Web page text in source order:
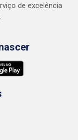
de excelência